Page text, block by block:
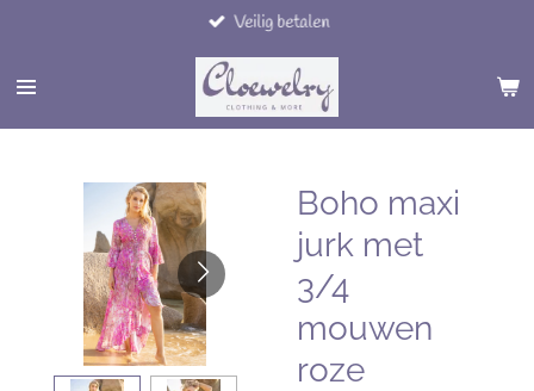
naar
hoofdinhoud
Veilig betalen
Boho maxi
jurk met
3/4
mouwen
roze